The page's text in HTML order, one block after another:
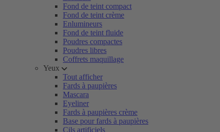
Fond de teint compact
Fond de teint crème
Enlumineurs
Fond de teint fluide
Poudres compactes
Poudres libres
Coffrets maquillage
Yeux
Tout afficher
Fards à paupières
Mascara
Eyeliner
Fards à paupières crème
Base pour fards à paupières
Cils artificiels